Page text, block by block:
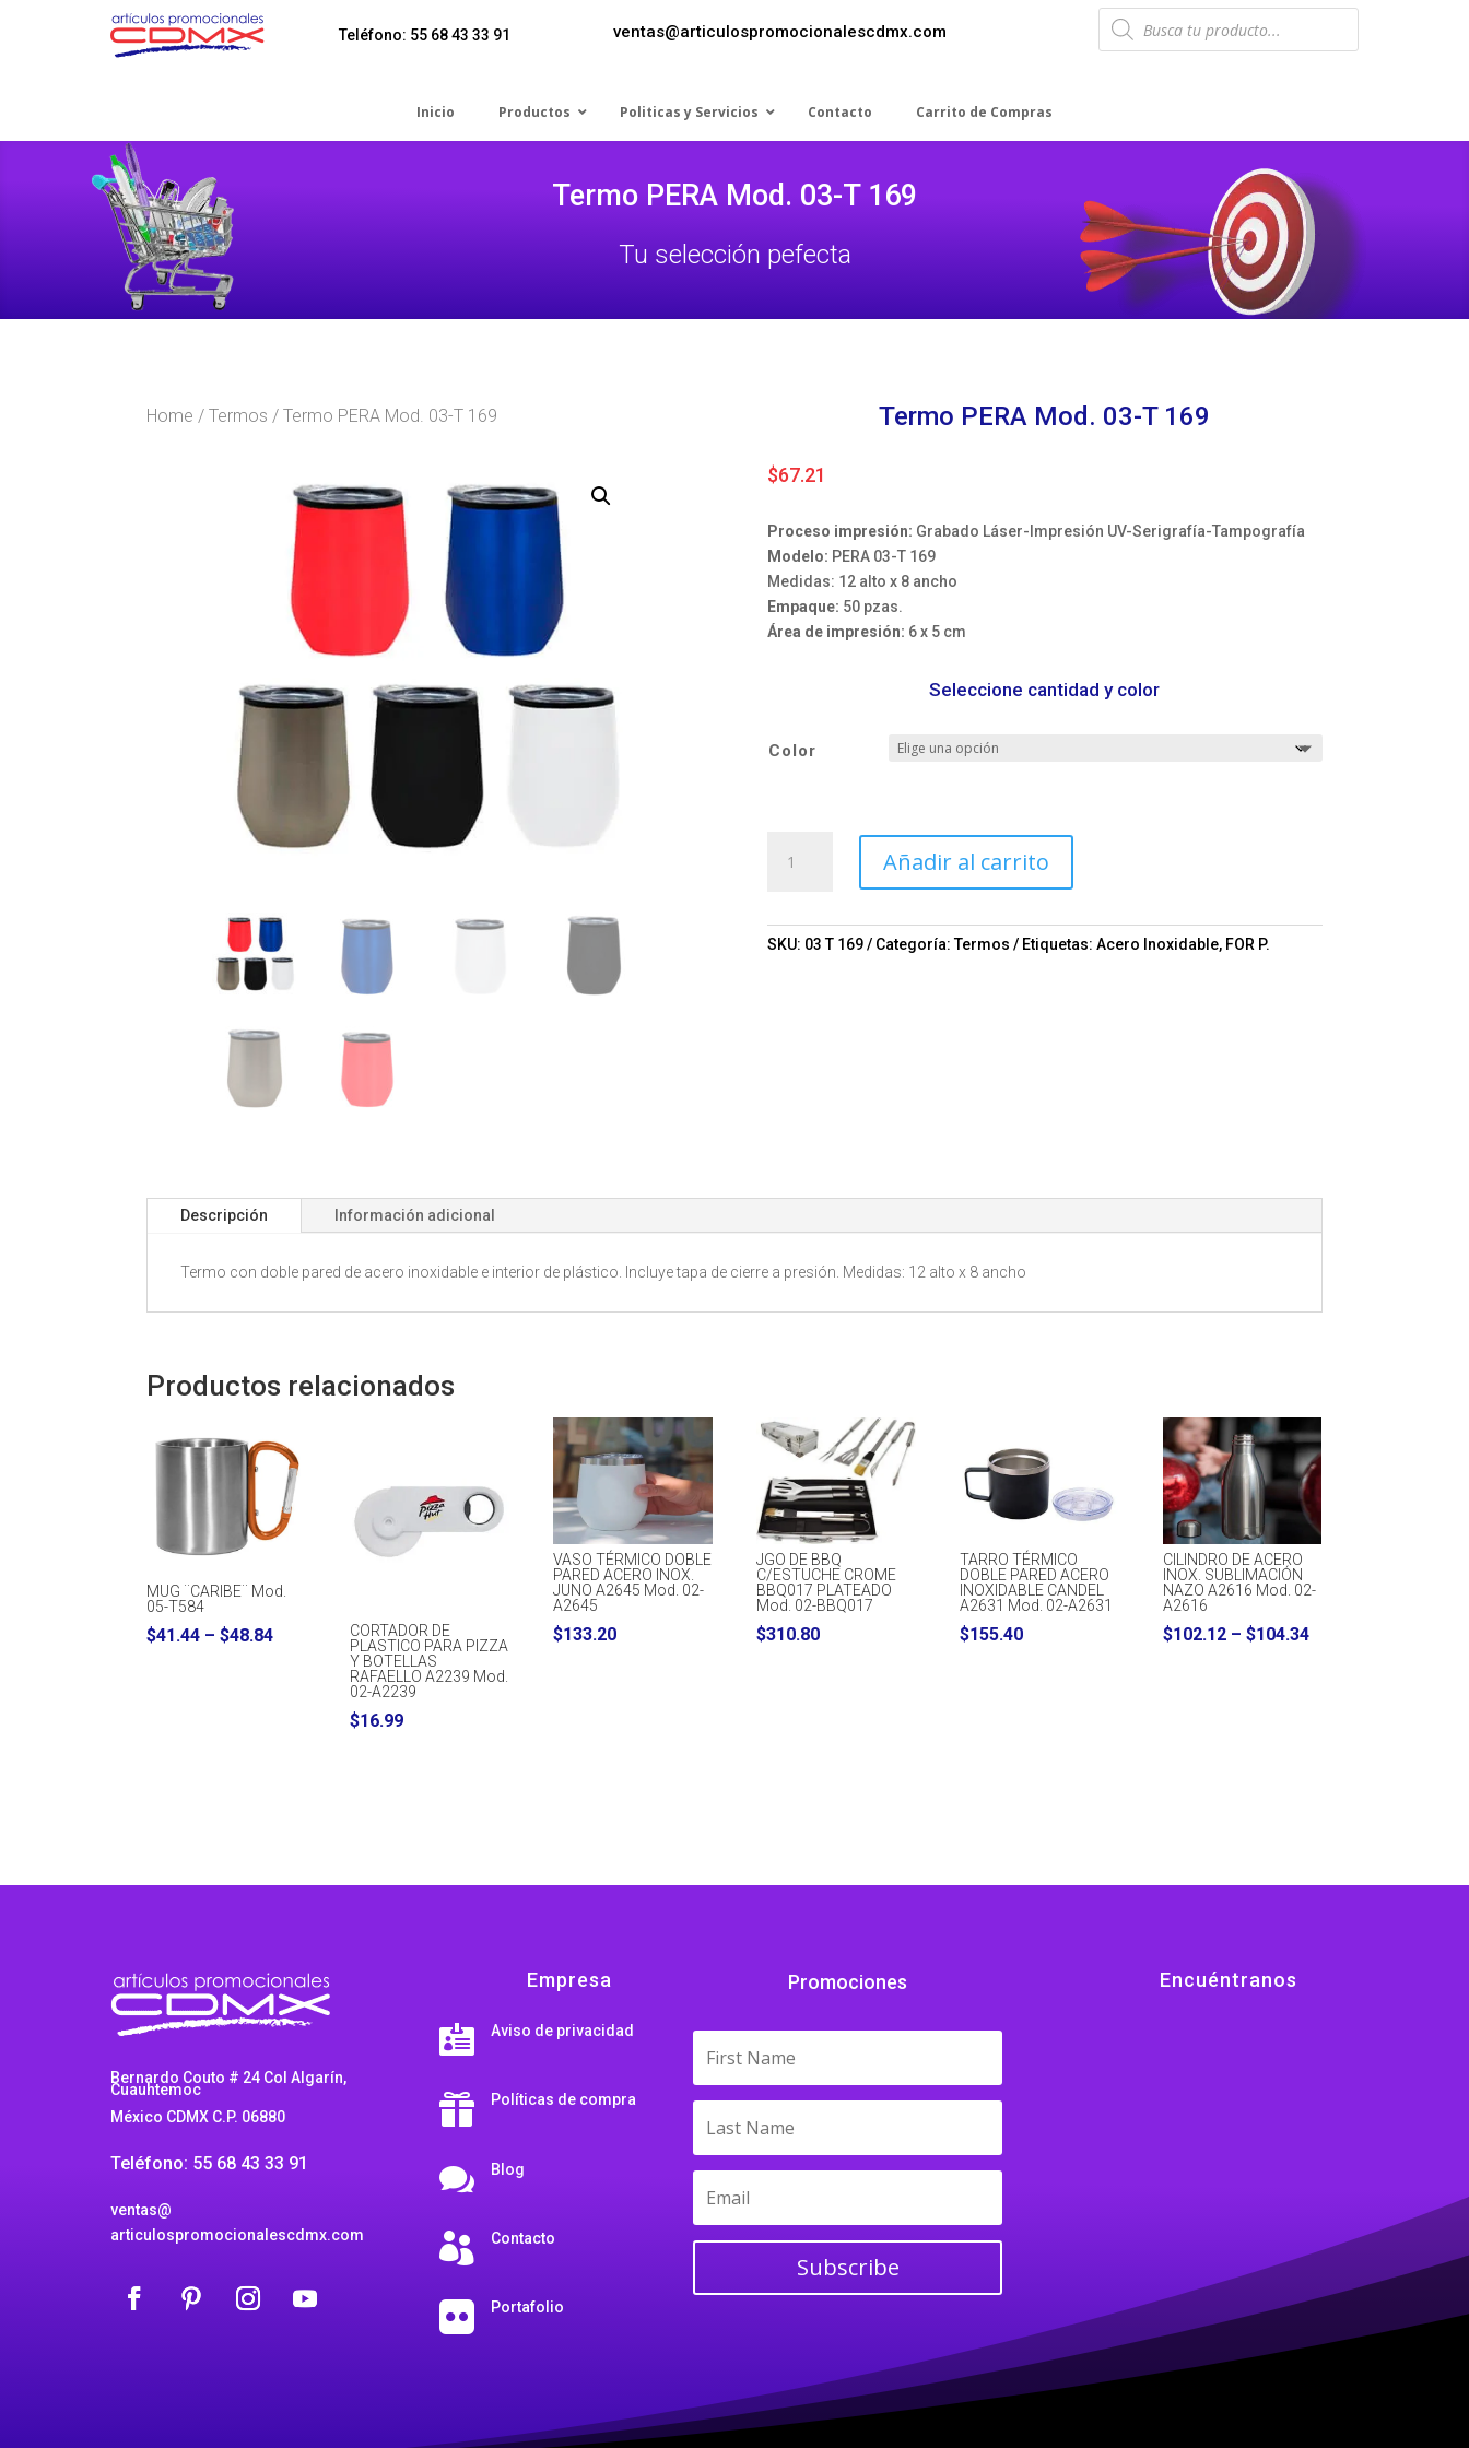
Teléfono: 55 68 43 33 91 ventas@articulospromocionalescdmx.com
Products
search
Inicio Productos Politicas y Servicios Contacto Carrito de Compras
Termo PERA Mod. 03-T 169
Tu selección pefecta
Home /Termos / Termo PERA Mod. 03-T 169 Termo PERA Mod. 03-T 169
$67.21
Proceso impresión: Grabado Láser-Impresión UV-Serigrafía-Tampografía
Modelo: PERA 03-T 169
Medidas: 12 alto x 8 ancho
Empaque: 50 pzas.
Área de impresión: 6 x 5 cm
Seleccione cantidad y color
Color
PERA
T
Añadir al carrito
SKU: 03 T 169 Categoría:Termos Etiquetas: Acero Inoxidable, FOR P.
Descripción Información adicional
Termo con doble pared de acero inoxidable e interior de plástico. Incluye tapa de cierre a presión. Medidas: 12 alto x 8 ancho
Productos relacionados
MUG ¨CARIBE¨ Mod.
05-T584
$41.44 – $48.84Price
CORTADOR DE
PLASTICO PARA PIZZA
Y BOTELLAS
RAFAELLO A2239 Mod.
02-A2239
$16.99
VASO TÉRMICO DOBLE
PARED ACERO INOX.
JUNO A2645 Mod. 02-
A2645
$133.20
JGO DE BBQ
C/ESTUCHE CROME
BBQ017 PLATEADO
Mod. 02-BBQ017
$310.80
TARRO TÉRMICO
DOBLE PARED ACERO
INOXIDABLE CANDEL
A2631 Mod. 02-A2631
$155.40
CILINDRO DE ACERO
INOX. SUBLIMACIÓN
NAZO A2616 Mod. 02-
A2616
$102.12 – $104.34Price
Bernardo Couto # 24 Col Algarín,
Cuauhtemoc
México CDMX C.P. 06880
Teléfono: 55 68 43 33 91
ventas@
articulospromocionalescdmx.com
Empresa
 Aviso de privacidad
 Políticas de compra
 Blog
 Contacto
 Portafolio
Promociones
Subscribe
Encuéntranos